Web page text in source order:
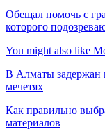
Обещал помочь с
которого
You might also like
В Алматы задержан
мечетях
Как правильно
материалов